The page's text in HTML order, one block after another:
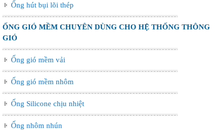
Ống hút bụi lõi thép
ỐNG GIÓ MỀM CHUYÊN DÙNG CHO HỆ THỐNG THÔNG
GIÓ
Ống gió mềm vải
Ống gió mềm nhôm
Ống Silicone chịu nhiệt
Ống nhôm nhún